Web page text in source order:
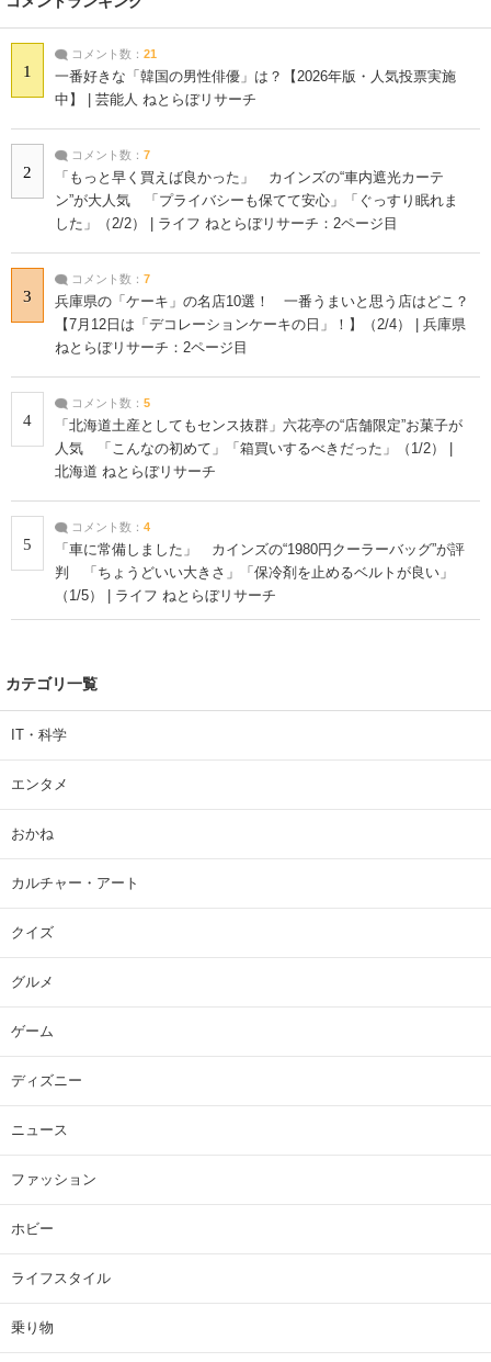
1
コメント数： 21
一番好きな「韓国の男性俳優」は？【2026年版・人気投票実施
中】 | 芸能人 ねとらぼリサーチ
2
コメント数： 7
「もっと早く買えば良かった」 カインズの“車内遮光カーテ
ン”が大人気 「プライバシーも保てて安心」「ぐっすり眠れま
した」（2/2） | ライフ ねとらぼリサーチ：2ページ目
3
コメント数： 7
兵庫県の「ケーキ」の名店10選！ 一番うまいと思う店はどこ？
【7月12日は「デコレーションケーキの日」！】（2/4） | 兵庫県
ねとらぼリサーチ：2ページ目
4
コメント数： 5
「北海道土産としてもセンス抜群」六花亭の“店舗限定”お菓子が
人気 「こんなの初めて」「箱買いするべきだった」（1/2） |
北海道 ねとらぼリサーチ
5
コメント数： 4
「車に常備しました」 カインズの“1980円クーラーバッグ”が評
判 「ちょうどいい大きさ」「保冷剤を止めるベルトが良い」
（1/5） | ライフ ねとらぼリサーチ
カテゴリ一覧
IT・科学
エンタメ
おかね
カルチャー・アート
クイズ
グルメ
ゲーム
ディズニー
ニュース
ファッション
ホビー
ライフスタイル
乗り物